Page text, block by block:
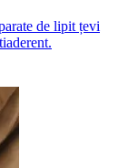
de lipit țevi